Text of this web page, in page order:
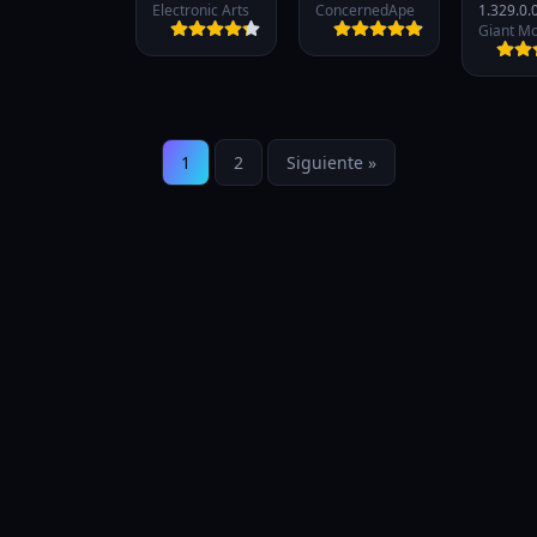
Electronic Arts
ConcernedApe
1 2 Siguiente »